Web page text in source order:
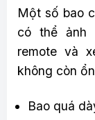
Một số bao
có thể ảnh
remote và
không còn
Bao quá